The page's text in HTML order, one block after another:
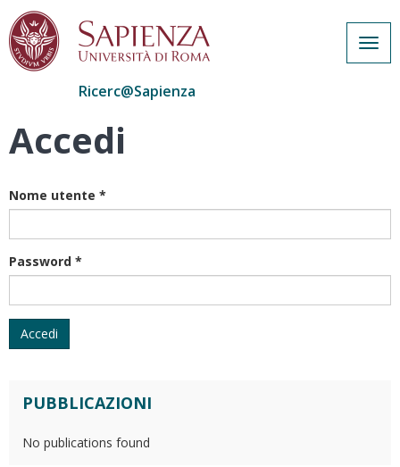
Salta
Ricerc@Sapienza
Accedi
Nome utente *
Password *
Accedi
PUBBLICAZIONI
No publications found